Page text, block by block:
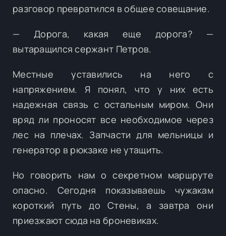
разговор превратился в общее совещание.
— Дорога, какая еще дорога? —
вытаращился сержант Петров.
Местные уставились на него с
напряжением. Я понял, что у них есть
надежная связь с остальным миром. Они
вряд ли проносят все необходимое через
лес на плечах. Запчасти для мельницы и
генератор в рюкзаке не утащить.
Но говорить нам о секретном маршруте
опасно. Сегодня показываешь чужакам
короткий путь до Стены, а завтра они
приезжают сюда на броневиках.